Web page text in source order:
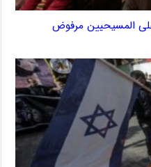
المسيحيين مرفوض